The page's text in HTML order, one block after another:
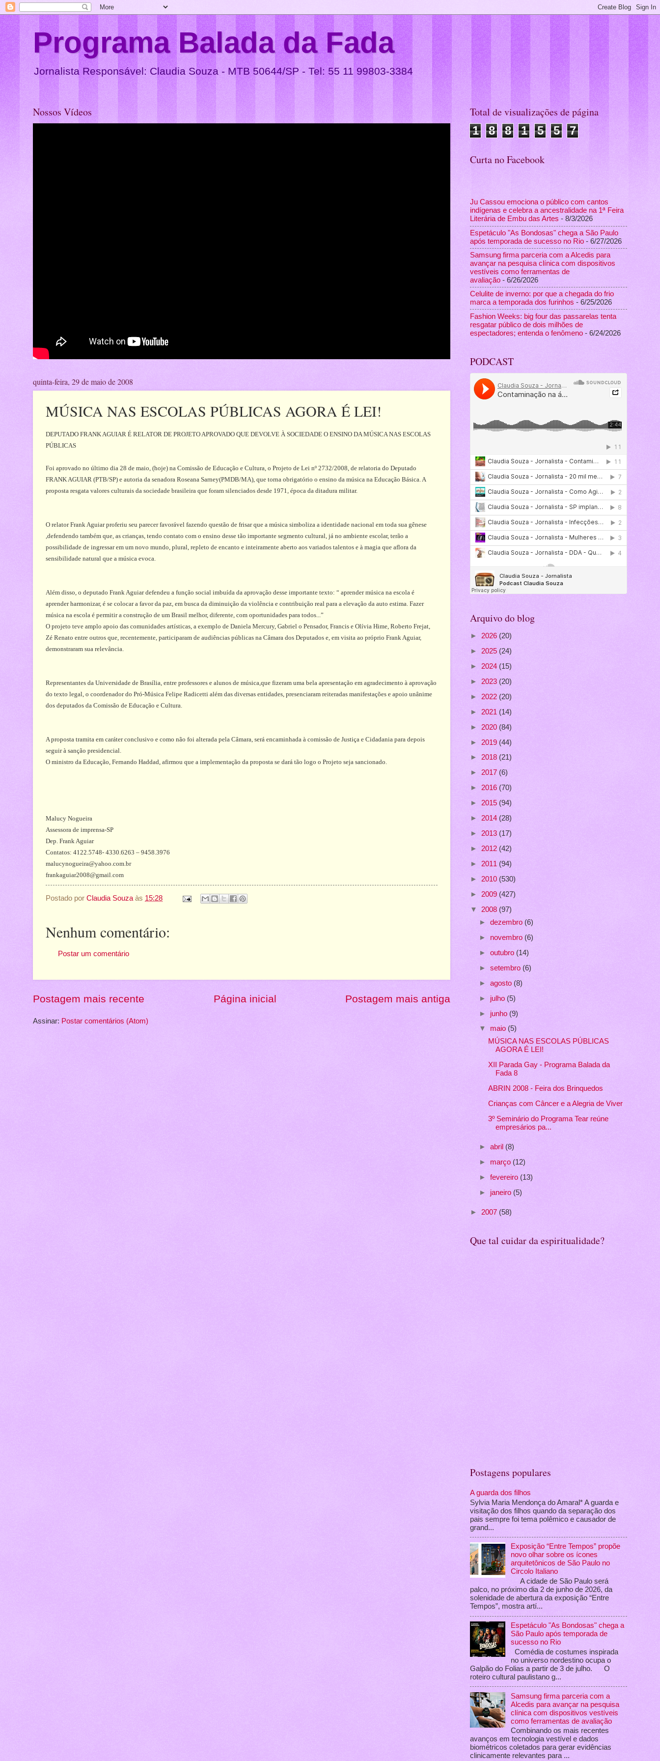
Programa Balada da Fada
Jornalista Responsável: Claudia Souza - MTB 50644/SP - Tel: 55 11 99803-3384
Nossos Vídeos
quinta-feira, 29 de maio de 2008
MÚSICA NAS ESCOLAS PÚBLICAS AGORA É LEI!
DEPUTADO FRANK AGUIAR É RELATOR DE PROJETO APROVADO QUE DEVOLVE À SOCIEDADE O ENSINO DA MÚSICA NAS ESCOLAS
PÚBLICAS
Foi aprovado no último dia 28 de maio, (hoje) na Comissão de Educação e Cultura, o Projeto de Lei nº 2732/2008, de relatoria do Deputado
FRANK AGUIAR (PTB/SP) e autoria da senadora Roseana Sarney(PMDB/MA), que torna obrigatório o ensino da música na Educação Básica. A
proposta resgata valores culturais da sociedade brasileira que foram silenciados desde 1971, época da ditadura militar.
O relator Frank Aguiar proferiu seu parecer favorável fazendo questão de frisar que a música simboliza a identidade nacional em toda sua gênese
,defendendo também que, as crianças, tendo contato com o ensino desse tão importante segmento cultural, já no ambiente escolar, terão a
possibilidade de ingressar em um novo mundo, plural, repleto de encanto e inteiramente aberto aos variados talentos e à magia que aflora da
sensibilidade natural que a música evoca.
Além disso, o deputado Frank Aguiar defendeu a função social imbuída da aprovação desse importante texto: “ aprender música na escola é
aprender harmonizar, é se colocar a favor da paz, em busca da diminuição da violência e contribuição real para a elevação da auto estima. Fazer
música na escola é permitir a construção de um Brasil melhor, diferente, com oportunidades para todos...”
O projeto teve amplo apoio das comunidades artísticas, a exemplo de Daniela Mercury, Gabriel o Pensador, Francis e Olívia Hime, Roberto Frejat,
Zé Renato entre outros que, recentemente, participaram de audiências públicas na Câmara dos Deputados e, em visita ao próprio Frank Aguiar,
demonstraram sua relevância.
Representantes da Universidade de Brasília, entre professores e alunos de música,que fizeram uma bela apresentação em agradecimento à aprovação
do texto legal, o coordenador do Pró-Música Felipe Radicetti além das diversas entidades, presenciaram reiteradas manifestações e apoio unânime
dos deputados da Comissão de Educação e Cultura.
A proposta tramita em caráter conclusivo e como não foi alterada pela Câmara, será encaminhada à comissão de Justiça e Cidadania para depois
seguir à sanção presidencial.
O ministro da Educação, Fernando Haddad, afirmou que a implementação da proposta se dará tão logo o Projeto seja sancionado.
Malucy Nogueira
Assessora de imprensa-SP
Dep. Frank Aguiar
Contatos: 4122.5748- 4330.6263 – 9458.3976
malucynogueira@yahoo.com.br
frankaguiar2008@gmail.com
Postado por Claudia Souza às 15:28
Nenhum comentário:
Postar um comentário
Postagem mais recente Postagem mais antiga
Página inicial
Assinar: Postar comentários (Atom)
Total de visualizações de página
1
8 8 1 5 5 7
Curta no Facebook
Ju Cassou emociona o público com cantos
indígenas e celebra a ancestralidade na 1ª Feira
Literária de Embu das Artes - 8/3/2026
Espetáculo "As Bondosas" chega a São Paulo
após temporada de sucesso no Rio - 6/27/2026
Samsung firma parceria com a Alcedis para
avançar na pesquisa clínica com dispositivos
vestíveis como ferramentas de
avaliação - 6/26/2026
Celulite de inverno: por que a chegada do frio
marca a temporada dos furinhos - 6/25/2026
Fashion Weeks: big four das passarelas tenta
resgatar público de dois milhões de
espectadores; entenda o fenômeno - 6/24/2026
PODCAST
Arquivo do blog
► 2026 (20)
► 2025 (24)
► 2024 (15)
► 2023 (20)
► 2022 (20)
► 2021 (14)
► 2020 (84)
► 2019 (44)
► 2018 (21)
► 2017 (6)
► 2016 (70)
► 2015 (94)
► 2014 (28)
► 2013 (17)
► 2012 (42)
► 2011 (94)
► 2010 (530)
► 2009 (427)
▼ 2008 (97)
► dezembro (6)
► novembro (6)
► outubro (14)
► setembro (6)
► agosto (8)
► julho (5)
► junho (9)
▼ maio (5)
MÚSICA NAS ESCOLAS PÚBLICAS
AGORA É LEI!
XII Parada Gay - Programa Balada da
Fada 8
ABRIN 2008 - Feira dos Brinquedos
Crianças com Câncer e a Alegria de Viver
3º Seminário do Programa Tear reúne
empresários pa...
► abril (8)
► março (12)
► fevereiro (13)
► janeiro (5)
► 2007 (58)
Que tal cuidar da espiritualidade?
Postagens populares
A guarda dos filhos
Sylvia Maria Mendonça do Amaral* A guarda e
visitação dos filhos quando da separação dos
pais sempre foi tema polêmico e causador de
grand...
Exposição “Entre Tempos” propõe
novo olhar sobre os ícones
arquitetônicos de São Paulo no
Circolo Italiano
A cidade de São Paulo será
palco, no próximo dia 2 de junho de 2026, da
solenidade de abertura da exposição “Entre
Tempos”, mostra artí...
Espetáculo "As Bondosas" chega a
São Paulo após temporada de
sucesso no Rio
Comédia de costumes inspirada
no universo nordestino ocupa o
Galpão do Folias a partir de 3 de julho. O
roteiro cultural paulistano g...
Samsung firma parceria com a
Alcedis para avançar na pesquisa
clínica com dispositivos vestíveis
como ferramentas de avaliação
Combinando os mais recentes
avanços em tecnologia vestível e dados
biométricos coletados para gerar evidências
clinicamente relevantes para ...